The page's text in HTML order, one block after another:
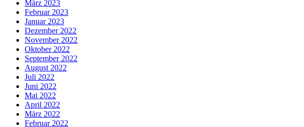
März 2023
Februar 2023
Januar 2023
Dezember 2022
November 2022
Oktober 2022
September 2022
August 2022
Juli 2022
Juni 2022
Mai 2022
April 2022
März 2022
Februar 2022